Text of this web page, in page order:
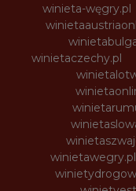
winieta-węgry.pl
winietaczechy.pl
winietawegry.pl